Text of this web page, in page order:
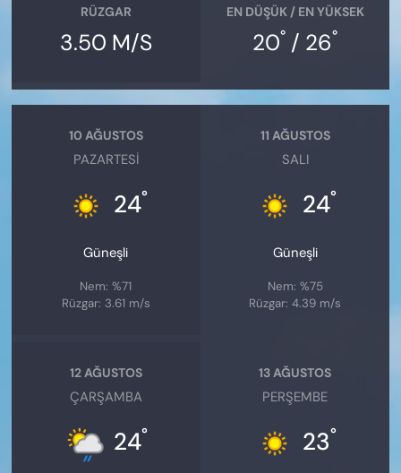
RÜZGAR
3.50 M/S
EN DÜŞÜK / EN YÜKSEK
20° / 26°
10 AĞUSTOS
PAZARTESI
24°
Güneşli
Nem: %71
Rüzgar: 3.61 m/s
11 AĞUSTOS
SALI
24°
Güneşli
Nem: %75
Rüzgar: 4.39 m/s
12 AĞUSTOS
ÇARŞAMBA
24°
13 AĞUSTOS
PERŞEMBE
23°